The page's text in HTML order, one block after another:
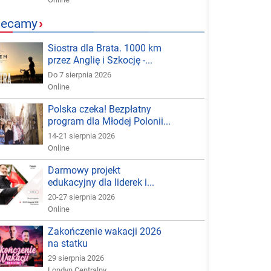
›
Siostra dla Brata. 1000 km
przez Anglię i Szkocję -...
Do 7 sierpnia 2026
Online
Polska czeka! Bezpłatny
program dla Młodej Polonii...
14-21 sierpnia 2026
Online
Darmowy projekt
edukacyjny dla liderek i...
20-27 sierpnia 2026
Online
Zakończenie wakacji 2026
na statku
29 sierpnia 2026